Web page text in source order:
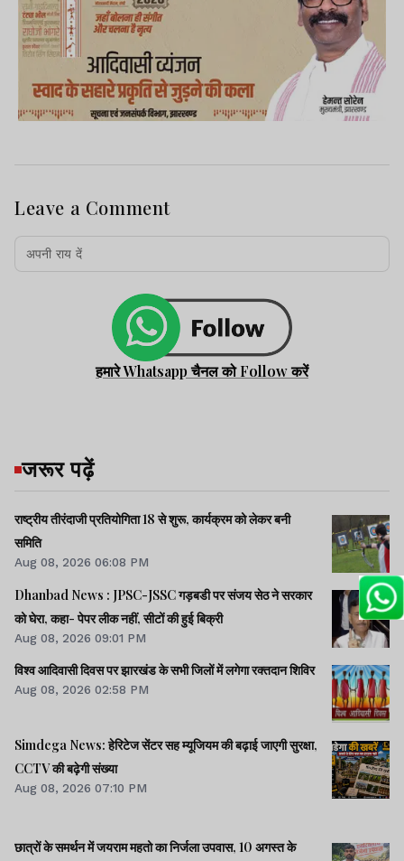
Leave a Comment
हमारे Whatsapp चैनल को Follow करें
जरूर पढ़ें
राष्ट्रीय तीरंदाजी प्रतियोगिता 18 से शुरू, कार्यक्रम को लेकर बनी
समिति
Aug 08, 2026 06:08 PM
Dhanbad News : JPSC-JSSC गड़बडी पर संजय सेठ ने सरकार
को घेरा, कहा- पेपर लीक नहीं, सीटों की हुई बिक्री
Aug 08, 2026 09:01 PM
विश्व आदिवासी दिवस पर झारखंड के सभी जिलों में लगेगा रक्तदान शिविर
Aug 08, 2026 02:58 PM
Simdega News: हेरिटेज सेंटर सह म्यूजियम की बढ़ाई जाएगी सुरक्षा,
CCTV की बढ़ेगी संख्या
Aug 08, 2026 07:10 PM
छात्रों के समर्थन में जयराम महतो का निर्जला उपवास, 10 अगस्त के